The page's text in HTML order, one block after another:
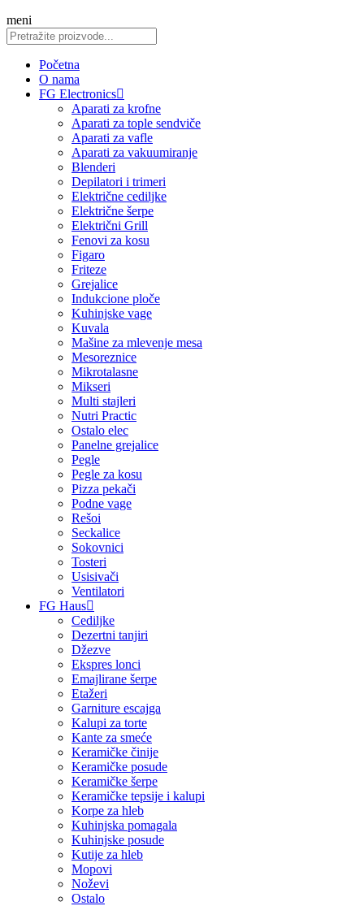
meni
Početna
O nama
FG Electronics
Aparati za krofne
Aparati za tople sendviče
Aparati za vafle
Aparati za vakuumiranje
Blenderi
Depilatori i trimeri
Električne cediljke
Električne šerpe
Električni Grill
Fenovi za kosu
Figaro
Friteze
Grejalice
Indukcione ploče
Kuhinjske vage
Kuvala
Mašine za mlevenje mesa
Mesoreznice
Mikrotalasne
Mikseri
Multi stajleri
Nutri Practic
Ostalo elec
Panelne grejalice
Pegle
Pegle za kosu
Pizza pekači
Podne vage
Rešoi
Seckalice
Sokovnici
Tosteri
Usisivači
Ventilatori
FG Haus
Cediljke
Dezertni tanjiri
Džezve
Ekspres lonci
Emajlirane šerpe
Etažeri
Garniture escajga
Kalupi za torte
Kante za smeće
Keramičke činije
Keramičke posude
Keramičke šerpe
Keramičke tepsije i kalupi
Korpe za hleb
Kuhinjska pomagala
Kuhinjske posude
Kutije za hleb
Mopovi
Noževi
Ostalo